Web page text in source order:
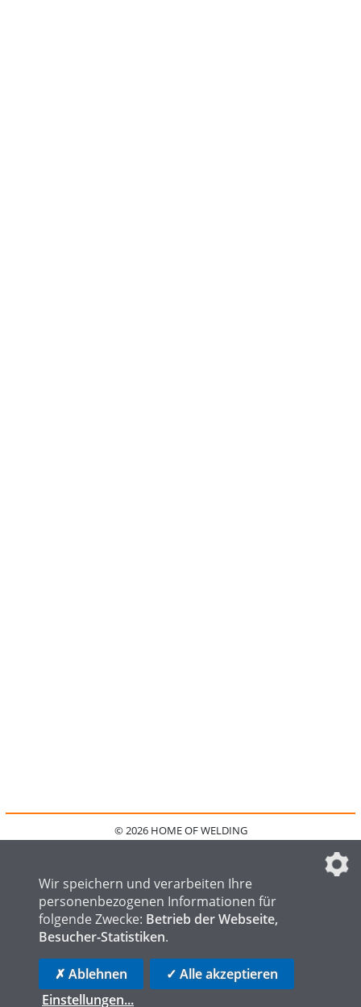
© 2026 HOME OF WELDING
IMPRESSUM
FAQ
DATENSCHUTZEINSTELLUNGEN
HOME OF LOGISTICS
Wir speichern und verarbeiten Ihre
personenbezogenen Informationen für
folgende Zwecke: Betrieb der Webseite,
Besucher-Statistiken.
✗ Ablehnen
✓ Alle akzeptieren
Einstellungen...